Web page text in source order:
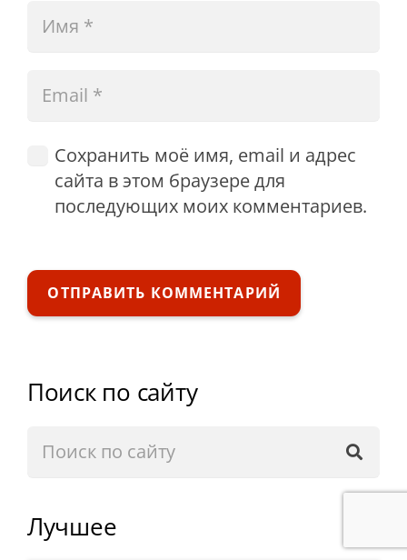
Сохранить моё имя, email и адрес
сайта в этом браузере для
последующих моих комментариев.
ОТПРАВИТЬ КОММЕНТАРИЙ
Поиск по сайту
Лучшее